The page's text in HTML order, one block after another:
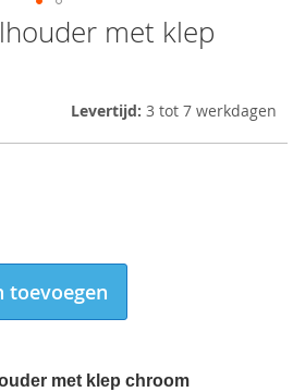
met klep
Levertijd: 3 tot 7 werkdagen
toevoegen
met klep chroom